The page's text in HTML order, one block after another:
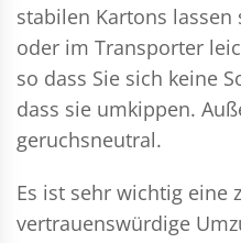
stabilen Kartons
oder im Transporter
so dass Sie sich keine
dass sie umkippen.
geruchsneutral.
Es ist sehr wichtig eine
vertrauenswürdige